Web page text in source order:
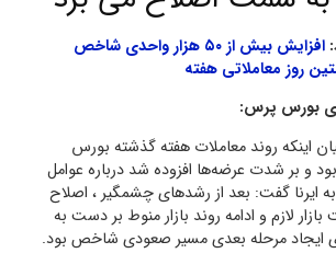
افزایش بیش از ۵۰ هزار واحدی شاخص
روز معاملاتی هفته
بورس پرس:
اینکه روند معاملات هفته گذشته بورس
و بر شدت عرضه‌ها افزوده شد درباره عوامل
ایرنا گفت: بعد از رشدهای چشمگیر ، اصلاح
لازم و ادامه روند بازار منوط بر دست به
مرحله بعدی مسیر صعودی شاخص بود.